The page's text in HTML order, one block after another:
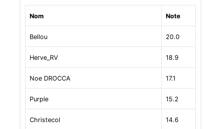
Nom Note
Bellou 20.0
Herve_RV 18.9
Noe DROCCA 17.1
Purple 15.2
Christecol 14.6